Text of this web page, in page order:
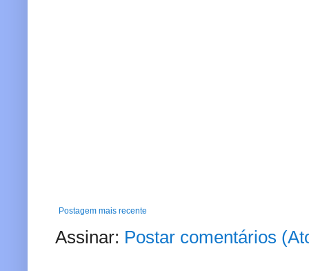
Postagem mais recente
Assinar: Postar comentários